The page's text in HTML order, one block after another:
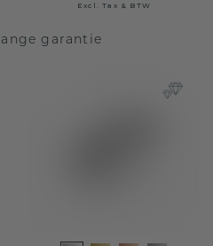
Excl. Tax & BTW
garantie